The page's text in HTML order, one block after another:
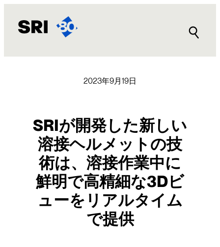
キ
2023年9月19日
SRIが開発した新しい
溶接ヘルメットの技
術は、溶接作業中に
鮮明で高精細な3Dビ
ューをリアルタイム
で提供